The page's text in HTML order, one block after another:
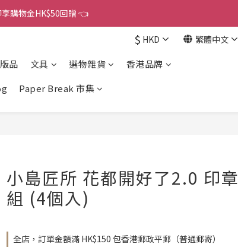
｜滿HK$499包順豐／京東
享購物金HK$50回贈 👈
$ HKD 繁體中文
品 文具 選物雜貨
香港品牌
Paper Break 市集
小島匠所 花都開好了2.0 印章
組 (4個入)
全店，訂單金額滿 HK$150 包香港郵政平郵（普通郵寄）